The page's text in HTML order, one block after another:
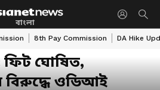
বাংলা
8th Pay Commission DA Hike
ফিট ঘোষিত,
বিরুদ্ধে ওডিআই